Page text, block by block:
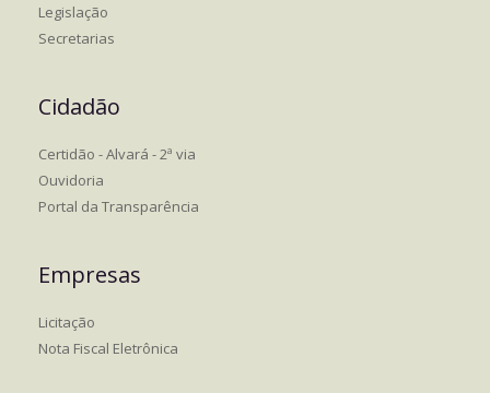
Legislação
Secretarias
Cidadão
Certidão - Alvará - 2ª via
Ouvidoria
Portal da Transparência
Empresas
Licitação
Nota Fiscal Eletrônica